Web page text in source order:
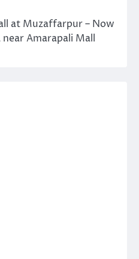
at Muzaffarpur – Now
near Amarapali Mall